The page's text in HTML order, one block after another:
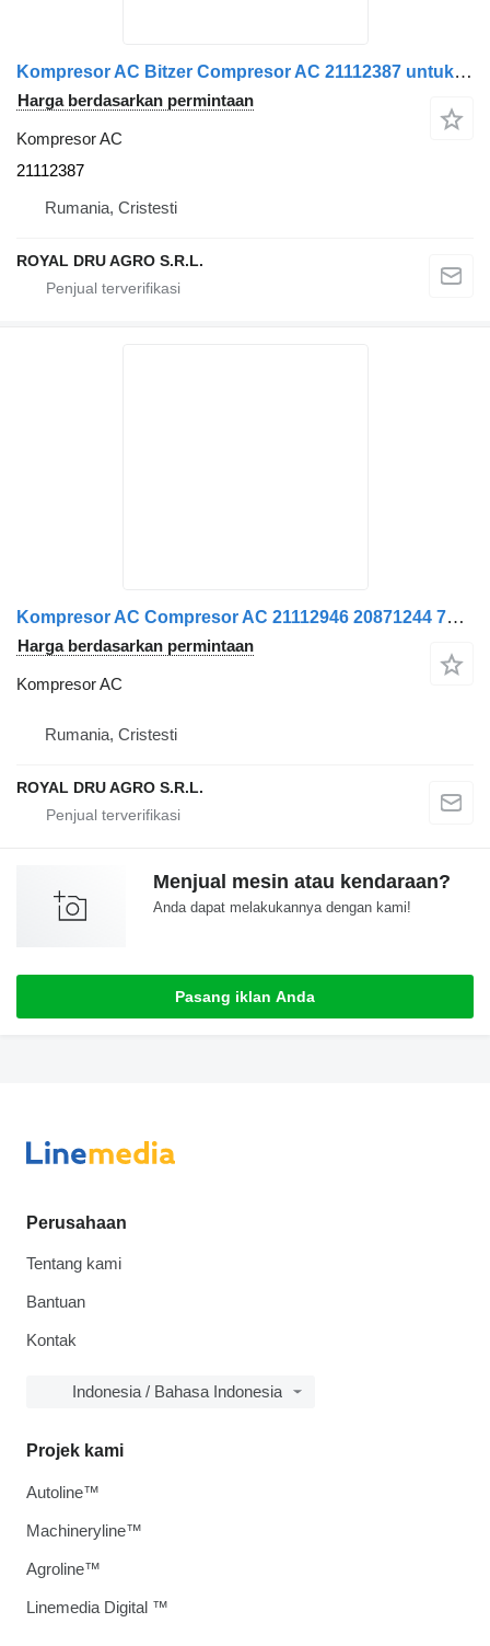
Kompresor AC Bitzer Compresor AC 21112387 untuk truk Volvo 16 Bitzer
Harga berdasarkan permintaan
Kompresor AC
21112387
Rumania, Cristesti
ROYAL DRU AGRO S.R.L.
Kompresor AC Compresor AC 21112946 20871244 70344872 21213083 1756879 1928383 untuk truk Volvo FK40
Harga berdasarkan permintaan
Kompresor AC
Rumania, Cristesti
ROYAL DRU AGRO S.R.L.
Menjual mesin atau kendaraan?
Anda dapat melakukannya dengan kami!
Pasang iklan Anda
Perusahaan
Tentang kami
Bantuan
Kontak
Indonesia / Bahasa Indonesia
Projek kami
Autoline™
Machineryline™
Agroline™
Linemedia Digital ™